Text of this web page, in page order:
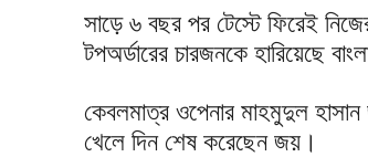
সাড়ে ৬ বছর পর টেস্টে ফিরেই
টপঅর্ডারের চারজনকে হারিয়েছে
কেবলমাত্র ওপেনার মাহমুদুল
খেলে দিন শেষ করেছেন জয়।